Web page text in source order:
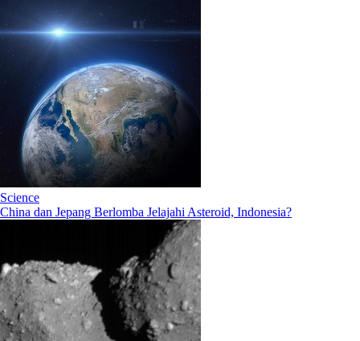
Science
China dan Jepang Berlomba Jelajahi Asteroid, Indonesia?